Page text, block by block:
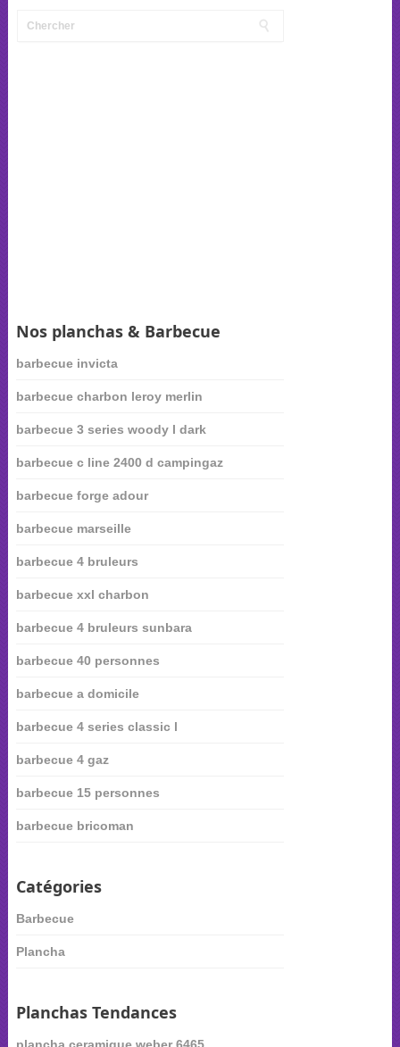
Nos planchas & Barbecue
barbecue invicta
barbecue charbon leroy merlin
barbecue 3 series woody l dark
barbecue c line 2400 d campingaz
barbecue forge adour
barbecue marseille
barbecue 4 bruleurs
barbecue xxl charbon
barbecue 4 bruleurs sunbara
barbecue 40 personnes
barbecue a domicile
barbecue 4 series classic l
barbecue 4 gaz
barbecue 15 personnes
barbecue bricoman
Catégories
Barbecue
Plancha
Planchas Tendances